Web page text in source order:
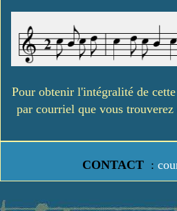
Pour obtenir l'intégralité de
par courriel que vous trouverez
CONTACT :
https://